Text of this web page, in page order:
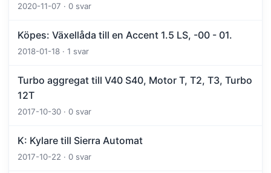
2020-11-07 · 0 svar
Köpes: Växellåda till en Accent 1.5 LS, -00 - 01.
2018-01-18 · 1 svar
Turbo aggregat till V40 S40, Motor T, T2, T3, Turbo
12T
2017-10-30 · 0 svar
K: Kylare till Sierra Automat
2017-10-22 · 0 svar